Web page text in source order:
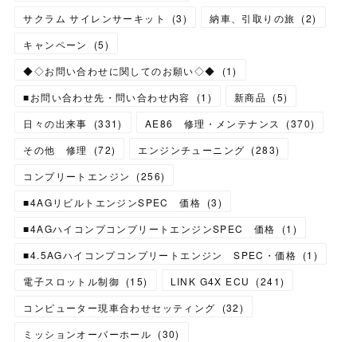
サクラム サイレンサーキット
(3) 納車、引取りの旅 (2)
キャンペーン
(5)
◆◇お問い合わせに関してのお願い◇◆
(1)
■お問い合わせ先・問い合わせ内容
(1 ) 新商品 (5)
日々の出来事
(331) AE86 修理・メンテナンス (370)
その他 修理
(72) エンジンチューニング (283)
コンプリートエンジン
(256)
■4AGリビルトエンジンSPEC 価格 (3)
■4AGハイコンプコンプリートエンジンSPEC 価格
(1 )
■4.5AGハイコンプコンプリートエンジン SPEC・価格 (1 )
電子スロットル制御 (15) LINK G4X ECU (241)
コンピューター現車合わせセッティング
(32)
ミッションオーバーホール (30)